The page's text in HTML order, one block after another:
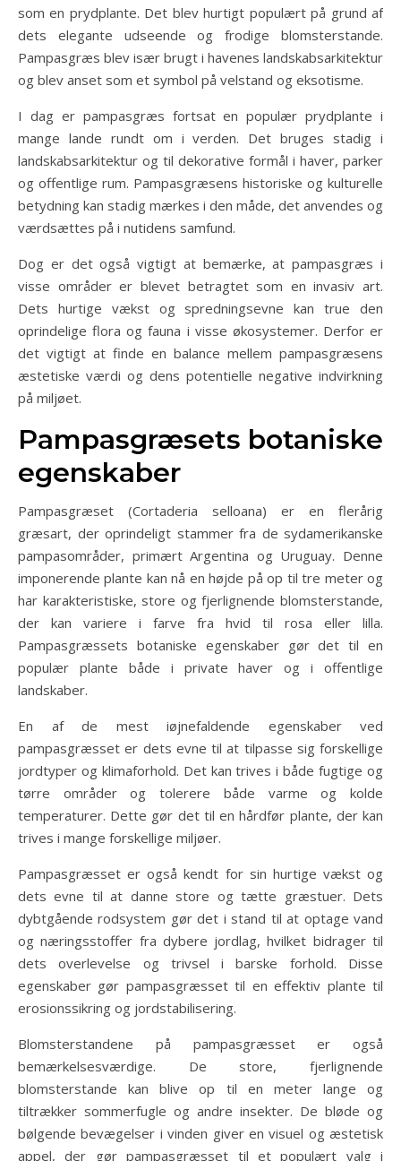
som en prydplante. Det blev hurtigt populært på grund af
dets elegante udseende og frodige blomsterstande.
Pampasgræs blev især brugt i havenes landskabsarkitektur
og blev anset som et symbol på velstand og eksotisme.
I dag er pampasgræs fortsat en populær prydplante i
mange lande rundt om i verden. Det bruges stadig i
landskabsarkitektur og til dekorative formål i haver, parker
og offentlige rum. Pampasgræsens historiske og kulturelle
betydning kan stadig mærkes i den måde, det anvendes og
værdsættes på i nutidens samfund.
Dog er det også vigtigt at bemærke, at pampasgræs i
visse områder er blevet betragtet som en invasiv art.
Dets hurtige vækst og spredningsevne kan true den
oprindelige flora og fauna i visse økosystemer. Derfor er
det vigtigt at finde en balance mellem pampasgræsens
æstetiske værdi og dens potentielle negative indvirkning
på miljøet.
Pampasgræsets botaniske
egenskaber
Pampasgræset (Cortaderia selloana) er en flerårig
græsart, der oprindeligt stammer fra de sydamerikanske
pampasområder, primært Argentina og Uruguay. Denne
imponerende plante kan nå en højde på op til tre meter og
har karakteristiske, store og fjerlignende blomsterstande,
der kan variere i farve fra hvid til rosa eller lilla.
Pampasgræssets botaniske egenskaber gør det til en
populær plante både i private haver og i offentlige
landskaber.
En af de mest iøjnefaldende egenskaber ved
pampasgræsset er dets evne til at tilpasse sig forskellige
jordtyper og klimaforhold. Det kan trives i både fugtige og
tørre områder og tolerere både varme og kolde
temperaturer. Dette gør det til en hårdfør plante, der kan
trives i mange forskellige miljøer.
Pampasgræsset er også kendt for sin hurtige vækst og
dets evne til at danne store og tætte græstuer. Dets
dybtgående rodsystem gør det i stand til at optage vand
og næringsstoffer fra dybere jordlag, hvilket bidrager til
dets overlevelse og trivsel i barske forhold. Disse
egenskaber gør pampasgræsset til en effektiv plante til
erosionssikring og jordstabilisering.
Blomsterstandene på pampasgræsset er også
bemærkelsesværdige. De store, fjerlignende
blomsterstande kan blive op til en meter lange og
tiltrækker sommerfugle og andre insekter. De bløde og
bølgende bevægelser i vinden giver en visuel og æstetisk
appel, der gør pampasgræsset til et populært valg i